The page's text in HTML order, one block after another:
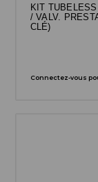
KIT
/ VALV.
CLÉ)
Connectez-vous